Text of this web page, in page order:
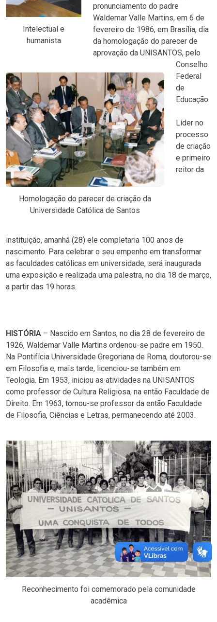
Intelectual e
humanista
Homologação do parecer de criação da
Universidade Católica de Santos
pronunciamento do padre
Waldemar Valle Martins, em 6 de
fevereiro de 1986, em Brasília, dia
da homologação do parecer de
aprovação da UNISANTOS, pelo
Conselho
Federal
de
Educação.
Líder no
processo
de criação
e primeiro
reitor da
instituição, amanhã (28) ele completaria 100 anos de
nascimento. Para celebrar o seu empenho em transformar
as faculdades católicas em universidade, será inaugurada
uma exposição e realizada uma palestra, no dia 18 de março,
a partir das 19 horas.
HISTÓRIA – Nascido em Santos, no dia 28 de fevereiro de
1926, Waldemar Valle Martins ordenou-se padre em 1950.
Na Pontifícia Universidade Gregoriana de Roma, doutorou-se
em Filosofia e, mais tarde, licenciou-se também em
Teologia. Em 1953, iniciou as atividades na UNISANTOS
como professor de Cultura Religiosa, na então Faculdade de
Direito. Em 1963, tornou-se professor da então Faculdade
de Filosofia, Ciências e Letras, permanecendo até 2003.
Reconhecimento foi comemorado pela comunidade
acadêmica